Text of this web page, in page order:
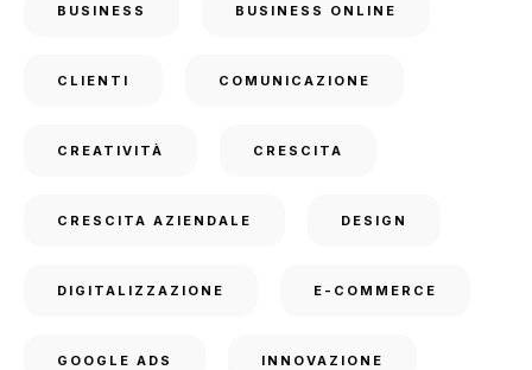
BUSINESS BUSINESS ONLINE
CLIENTI COMUNICAZIONE
CREATIVITÀ CRESCITA
CRESCITA AZIENDALE DESIGN
DIGITALIZZAZIONE E-COMMERCE
GOOGLE ADS INNOVAZIONE